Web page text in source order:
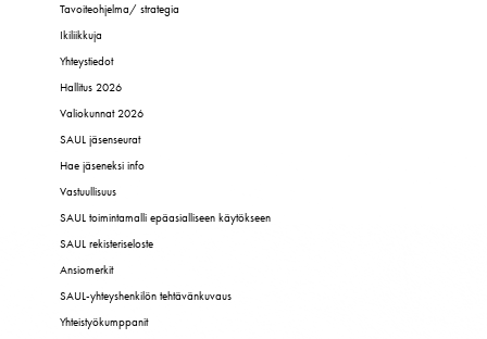
Tavoiteohjelma/ strategia
Ikiliikkuja
Yhteystiedot
Hallitus 2026
Valiokunnat 2026
SAUL jäsenseurat
Hae jäseneksi info
Vastuullisuus
SAUL toimintamalli epäasialliseen käytökseen
SAUL rekisteriseloste
Ansiomerkit
SAUL-yhteyshenkilön tehtävänkuvaus
Yhteistyökumppanit